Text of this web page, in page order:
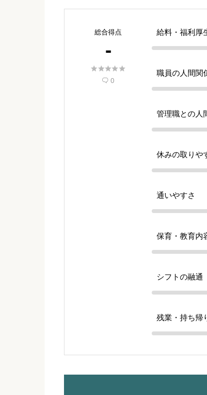
総合得点
-

 0
給料・福利厚
職員の人間関
管理職との人
休みの取りや
通いやすさ
保育・教育内
シフトの融通
残業・持ち帰